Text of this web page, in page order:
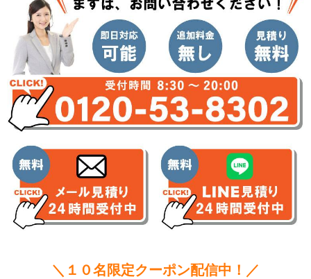
＼１０名限定クーポン配信中！／